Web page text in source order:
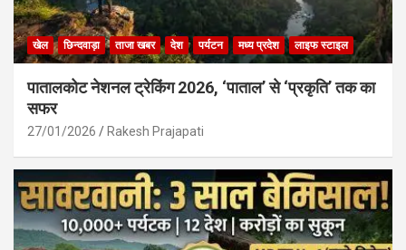
खेल छिन्दवाड़ा ताजा खबर देश पर्यटन मध्य प्रदेश लाइफ स्टाइल
पातालकोट नेशनल ट्रेकिंग 2026, ‘पाताल’ से ‘प्रकृति’ तक का
सफर
27/01/2026 Rakesh Prajapati